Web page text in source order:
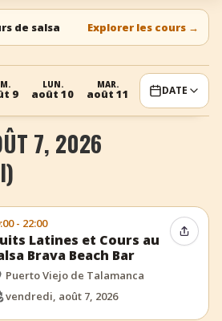
de salsa Explorer les cours →
9
LUN.
août 10
MAR.
août 11
MER.
août 12
DATE
7, 2026
- 22:00
Latines et Cours au
Brava Beach Bar
Puerto Viejo de Talamanca
vendredi, août 7, 2026